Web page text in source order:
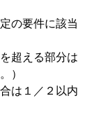
の要件に該当
超える部分は
）
は１／２以内